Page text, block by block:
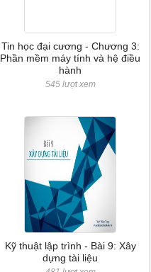
Tin học đại cương - Chương 3:
Phần mềm máy tính và hệ điều
hành
545 lượt xem
Kỹ thuật lập trình - Bài 9: Xây
dựng tài liệu